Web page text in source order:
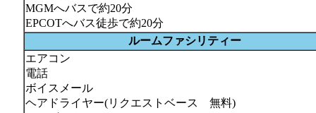
MGMへバスで約20分
EPCOTへバス徒歩で約20分
ルームファシリティー
エアコン
電話
ボイスメール
ヘアドライヤー(リクエストベース 無料)